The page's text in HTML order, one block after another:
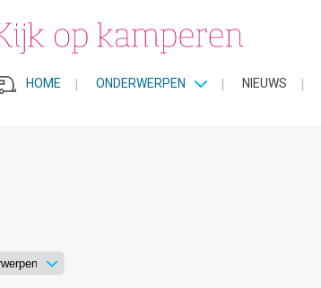
HOME | ONDERWERPEN | NIEUWS |